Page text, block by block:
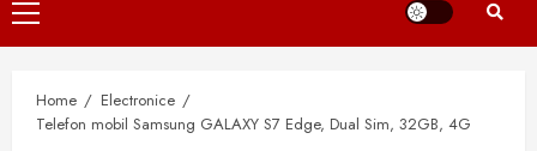
Primary
Menu
Home
Electronice
Telefon mobil Samsung GALAXY S7 Edge, Dual Sim, 32GB, 4G